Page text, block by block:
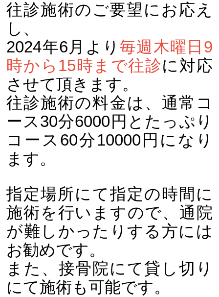
往診施術のご要望にお応え
し、
2024年6月より毎週木曜日9
時から15時まで往診に対応
させて頂きます。
往診施術の料金は、通常コ
ース30分6000円とたっぷり
コース60分10000円になり
ます。
指定場所にて指定の時間に
施術を行いますので、通院
が難しかったりする方には
お勧めです。
また、接骨院にて貸し切り
にて施術も可能です。